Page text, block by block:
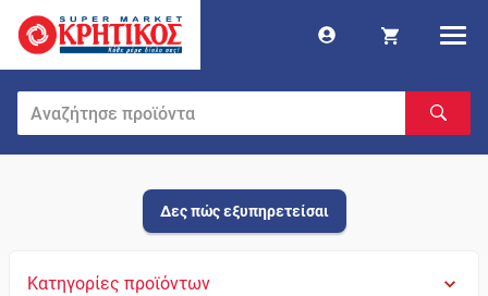
Δες πώς εξυπηρετείσαι
Κατηγορίες προϊόντων